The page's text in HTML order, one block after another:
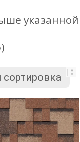
указанной